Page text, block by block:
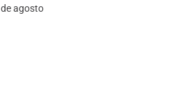
de agosto